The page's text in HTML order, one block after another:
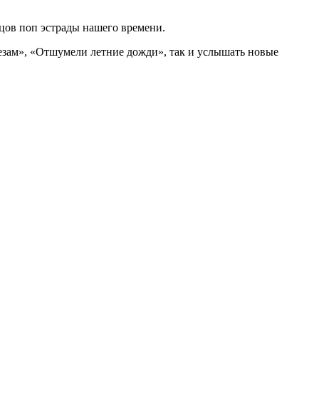
поп эстрады нашего времени.
«Отшумели летние дожди», так и услышать новые